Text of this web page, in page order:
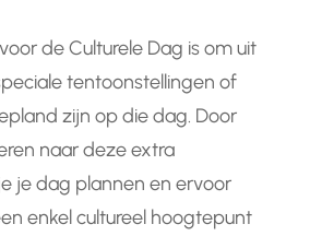
de Culturele Dag is om uit
tentoonstellingen of
zijn op die dag. Door
naar deze extra
je dag plannen en ervoor
enkel cultureel hoogtepunt